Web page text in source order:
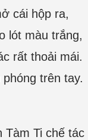
cái hộp ra,
lót màu trắng,
rất thoải mái.
trên tay.
Tàm Ti chế tác